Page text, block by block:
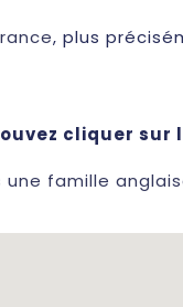
, plus
cliquer sur
famille